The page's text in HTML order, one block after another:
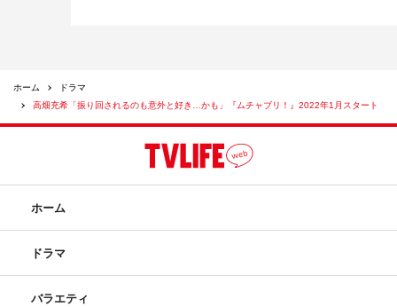
ホーム
ドラマ
高畑充希「振り回されるのも意外と好き…かも」『ムチャブリ！』2022年1月スタート
ホーム
ドラマ
バラエティ